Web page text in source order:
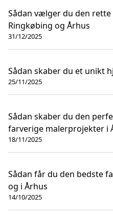
Sådan vælger du den
Ringkøbing og Århus
31/12/2025
Sådan skaber du et unikt
25/11/2025
Sådan skaber du den
farverige malerprojekter i
18/11/2025
Sådan får du den bedste
og i Århus
14/10/2025